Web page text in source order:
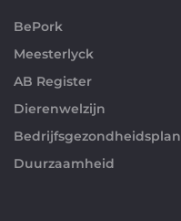
BePork
Meesterlyck
AB Register
Dierenwelzijn
Bedrijfsgezondheidsplan
Duurzaamheid